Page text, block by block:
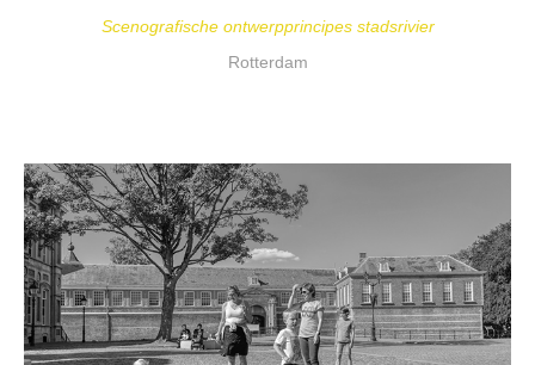
Scenografische ontwerpprincipes stadsrivier
Rotterdam